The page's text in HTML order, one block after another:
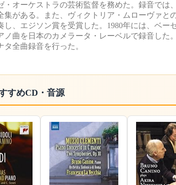
・オーケストラの芸術監督を務めた。録音で
集がある。また、ヴィクトリア・ムローヴァと
、エジソン賞を受賞した。1980年には、ベー
曲を日本のカメラータ・レーベルで録音した
全曲録音を行った。
すめCD・音源